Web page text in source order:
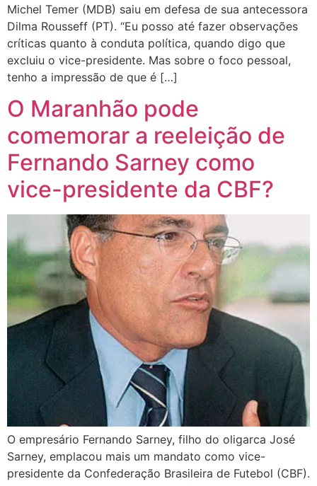
Michel Temer (MDB) saiu em defesa de sua antecessora
Dilma Rousseff (PT). “Eu posso até fazer observações
críticas quanto à conduta política, quando digo que
excluiu o vice-presidente. Mas sobre o foco pessoal,
tenho a impressão de que é […]
O Maranhão pode
comemorar a reeleição de
Fernando Sarney como
vice-presidente da CBF?
O empresário Fernando Sarney, filho do oligarca José
Sarney, emplacou mais um mandato como vice-
presidente da Confederação Brasileira de Futebol (CBF).